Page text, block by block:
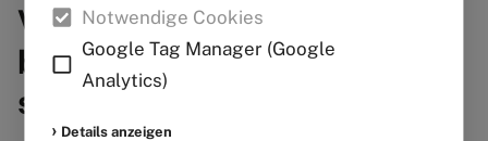
Notwendige Cookies
Google Tag Manager (Google
Analytics)
Details anzeigen
Verbraucher­streit­
beilegung/Universal­
schlichtungs­stelle